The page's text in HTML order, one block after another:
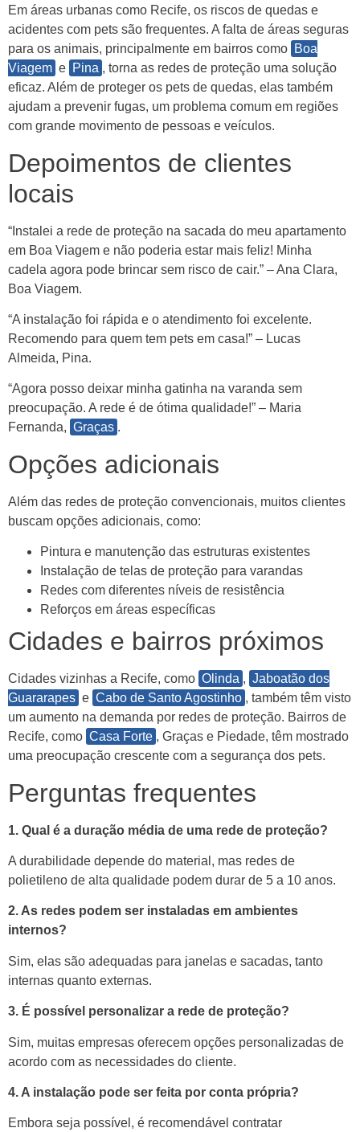
Em áreas urbanas como Recife, os riscos de quedas e
acidentes com pets são frequentes. A falta de áreas seguras
para os animais, principalmente em bairros como Boa
Viagem e Pina , torna as redes de proteção uma solução
eficaz. Além de proteger os pets de quedas, elas também
ajudam a prevenir fugas, um problema comum em regiões
com grande movimento de pessoas e veículos.
Depoimentos de clientes
locais
“Instalei a rede de proteção na sacada do meu apartamento
em Boa Viagem e não poderia estar mais feliz! Minha
cadela agora pode brincar sem risco de cair.” – Ana Clara,
Boa Viagem.
“A instalação foi rápida e o atendimento foi excelente.
Recomendo para quem tem pets em casa!” – Lucas
Almeida, Pina.
“Agora posso deixar minha gatinha na varanda sem
preocupação. A rede é de ótima qualidade!” – Maria
Fernanda, Graças .
Opções adicionais
Além das redes de proteção convencionais, muitos clientes
buscam opções adicionais, como:
Pintura e manutenção das estruturas existentes
Instalação de telas de proteção para varandas
Redes com diferentes níveis de resistência
Reforços em áreas específicas
Cidades e bairros próximos
Cidades vizinhas a Recife, como Olinda , Jaboatão dos
Guararapes e Cabo de Santo Agostinho , também têm visto
um aumento na demanda por redes de proteção. Bairros de
Recife, como Casa Forte , Graças e Piedade, têm mostrado
uma preocupação crescente com a segurança dos pets.
Perguntas frequentes
1. Qual é a duração média de uma rede de proteção?
A durabilidade depende do material, mas redes de
polietileno de alta qualidade podem durar de 5 a 10 anos.
2. As redes podem ser instaladas em ambientes
internos?
Sim, elas são adequadas para janelas e sacadas, tanto
internas quanto externas.
3. É possível personalizar a rede de proteção?
Sim, muitas empresas oferecem opções personalizadas de
acordo com as necessidades do cliente.
4. A instalação pode ser feita por conta própria?
Embora seja possível, é recomendável contratar